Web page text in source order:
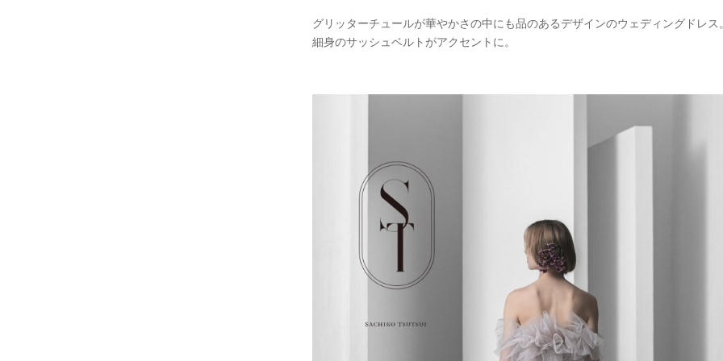
グリッターチュールが華やかさの中にも品のあるデザインのウェディングドレス
細身のサッシュベルトがアクセントに。